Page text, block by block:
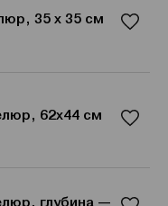
35 x 35 см
62х44 см
глубина —